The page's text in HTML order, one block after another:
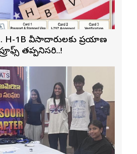
H-1B వీసాదారులకు ప్రయాణ
తప్పనిసరి..!